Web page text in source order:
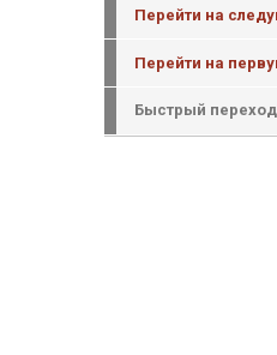
Перейти на
Перейти на
Быстрый переход